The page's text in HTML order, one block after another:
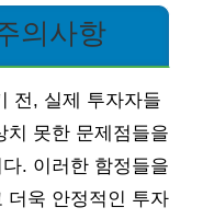
의사항
전, 실제 투자자들
치 못한 문제점들을
. 이러한 함정들을
더욱 안정적인 투자